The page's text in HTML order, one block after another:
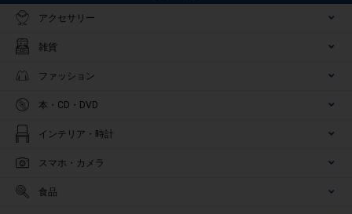
アクセサリー
雑貨
ファッション
本・CD・DVD
インテリア・時計
スマホ・カメラ
食品